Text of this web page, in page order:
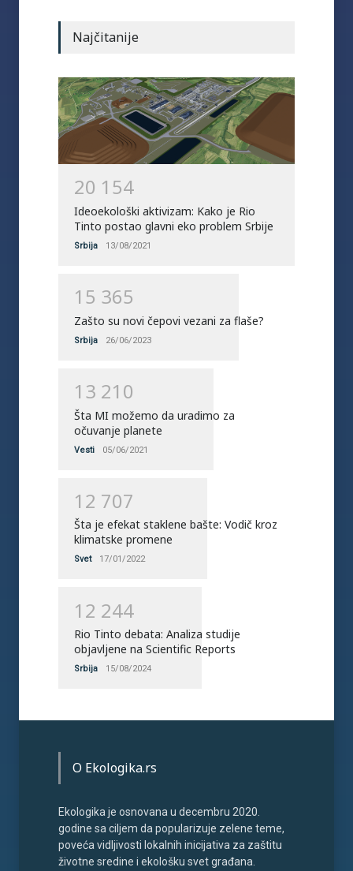
Najčitanije
20 1 54
Ideoekološki aktivizam: Kako je Rio
Tinto postao glavni eko problem Srbije
Srbija 13/08/2021
1 5 365
Zašto su novi čepovi vezani za flaše?
Srbija 26/06/2023
1 3 21 0
Šta MI možemo da uradimo za
očuvanje planete
Vesti 05/06/2021
1 2 707
Šta je efekat staklene bašte: Vodič kroz
klimatske promene
Svet 17/01/2022
1 2 244
Rio Tinto debata: Analiza studije
objavljene na Scientific Reports
Srbija 15/08/2024
O Ekologika.rs
Ekologika je osnovana u decembru 2020.
godine sa ciljem da popularizuje zelene teme,
poveća vidljivosti lokalnih inicijativa za zaštitu
životne sredine i ekološku svet građana.